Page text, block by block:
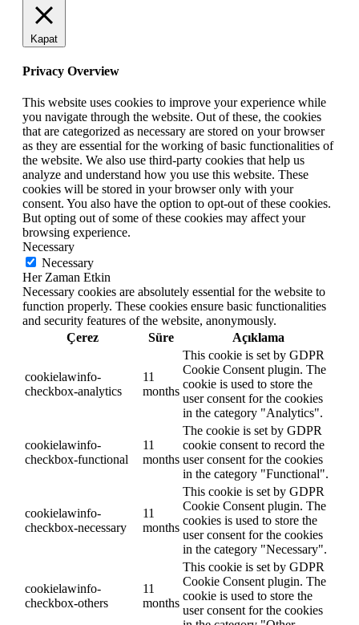
Kapat
Privacy Overview
This website uses cookies to improve your experience while
you navigate through the website. Out of these, the cookies
that are categorized as necessary are stored on your browser
as they are essential for the working of basic functionalities of
the website. We also use third-party cookies that help us
analyze and understand how you use this website. These
cookies will be stored in your browser only with your
consent. You also have the option to opt-out of these cookies.
But opting out of some of these cookies may affect your
browsing experience.
Necessary
Necessary
Her Zaman Etkin
Necessary cookies are absolutely essential for the website to
function properly. These cookies ensure basic functionalities
and security features of the website, anonymously.
Çerez
Süre Açıklama
cookielawinfo-
checkbox-analytics
11
months
This cookie is set by GDPR
Cookie Consent plugin. The
cookie is used to store the
user consent for the cookies
in the category "Analytics".
cookielawinfo-
checkbox-functional
11
months
The cookie is set by GDPR
cookie consent to record the
user consent for the cookies
in the category "Functional".
cookielawinfo-
checkbox-necessary
11
months
This cookie is set by GDPR
Cookie Consent plugin. The
cookies is used to store the
user consent for the cookies
in the category "Necessary".
cookielawinfo-
checkbox-others
11
months
This cookie is set by GDPR
Cookie Consent plugin. The
cookie is used to store the
user consent for the cookies